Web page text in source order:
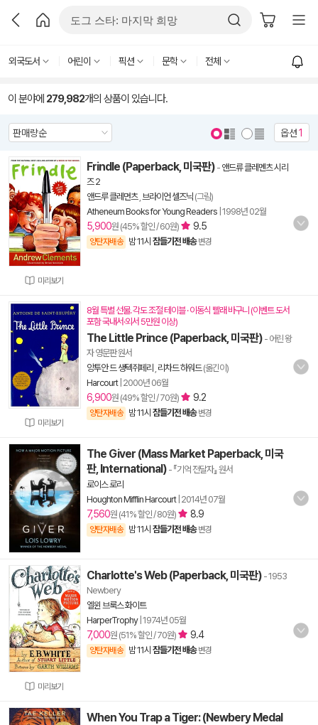
외국도서 어린이 픽션 문학 전체
이 분야에 279,982개의 상품이 있습니다.
옵션1
미리보기
Frindle (Paperback, 미국판) - 앤드류 클레멘츠 시리
즈 2
앤드루 클레먼츠, 브라이언 셀즈닉 (그림)
Atheneum Books for Young Readers 1998년 02월
5,900원 (45% 할인 / 60원) 9.5
양탄자배송 밤 11시 잠들기전 배송 변경
미리보기
8월 특별 선물. 각도 조절 테이블 · 이동식 빨래 바구니 (이벤트 도서
포함 국내서·외서 5만원 이상)
The Little Prince (Paperback, 미국판) - 어린 왕
자 영문판 원서
앙투안 드 생텍쥐페리 리차드 하워드(옮긴이)
Harcourt| 2000년 06월
6,900원 (49% 할인 / 70원) 9.2
양탄자배송 밤 11시 잠들기전 배송 변경
The Giver (Mass Market Paperback, 미국
판, International) - 『기억 전달자』 원서
로이스 로리
Houghton Mifflin Harcourt| 2014년 07월
7,560원 (41% 할인 / 80원) 8.9
양탄자배송 밤 11시 잠들기전 배송 변경
미리보기
Charlotte's Web (Paperback, 미국판) - 1953
Newbery
엘윈 브룩스 화이트
HarperTrophy| 1974년 05월
7,000원 (51% 할인 / 70원) 9.4
양탄자배송 밤 11시 잠들기전 배송 변경
When You Trap a Tiger: (Newbery Medal